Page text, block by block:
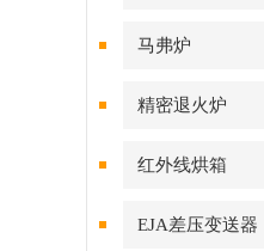
马弗炉
精密退火炉
红外线烘箱
EJA差压变送器